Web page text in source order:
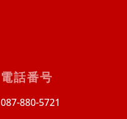
電話番号
087-880-5721